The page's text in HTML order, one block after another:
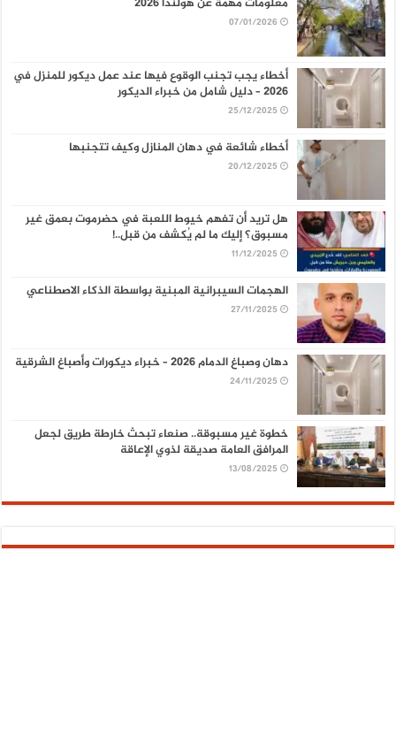
معلومات مهمة عن هولندا 2026
07/01/2026
أخطاء يجب تجنب الوقوع فيها عند عمل ديكور للمنزل في
2026 – دليل شامل من خبراء الديكور
25/12/2025
أخطاء شائعة في دهان المنازل وكيف تتجنبها
20/12/2025
هل تريد أن تفهم خيوط اللعبة في حضرموت بعمق غير
مسبوق؟ إليك ما لم يُكشف من قبل..!
11/12/2025
الهجمات السيبرانية المبنية بواسطة الذكاء الاصطناعي
27/11/2025
دهان وصباغ الدمام 2026 – خبراء ديكورات وأصباغ الشرقية
24/11/2025
خطوة غير مسبوقة.. صنعاء تبحث خارطة طريق لجعل
المرافق العامة صديقة لذوي الإعاقة
13/08/2025